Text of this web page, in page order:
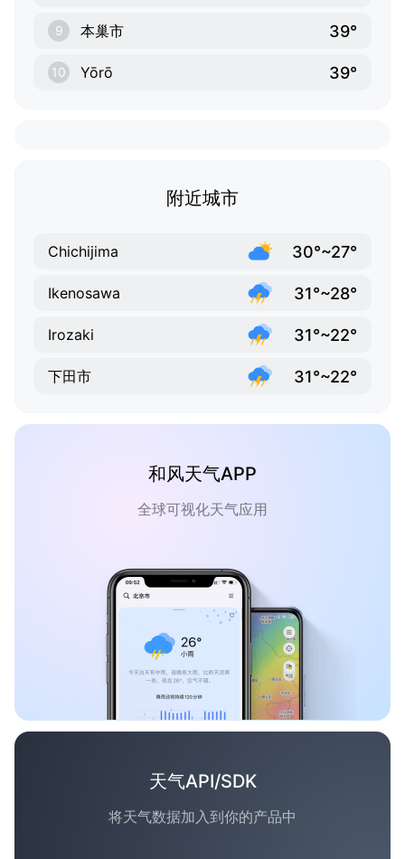
9 本巢市 39°
10 Yōrō 39°
附近城市
Chichijima 30°~27°
Ikenosawa 31°~28°
Irozaki 31°~22°
下田市 31°~22°
和风天气APP
全球可视化天气应用
天气API/SDK
将天气数据加入到你的产品中